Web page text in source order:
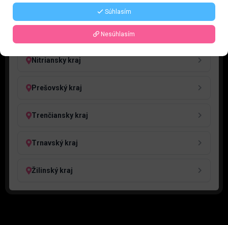
Bratislavský kraj
Nitriansky kraj
Prešovský kraj
Trenčiansky kraj
Trnavský kraj
Žilinský kraj
Súhlasím
Nesúhlasím